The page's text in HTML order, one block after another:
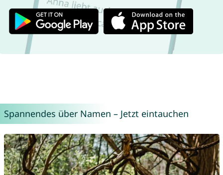
Spannendes über Namen – Jetzt eintauchen